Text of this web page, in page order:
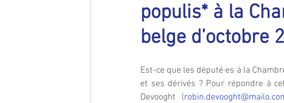
populis* à la
belge d’octobre
Est-ce que les député·es à la
et ses dérivés ? Pour répondre à
Devooght (